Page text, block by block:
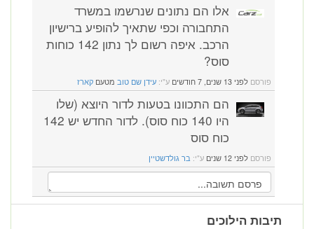
אלו הם נתונים שנרשמו במשרד
התחבורה וכפי שתאיך להופיע ברישיון
הרכב. איפה רשום לך נתון 142 כוחות
סוס?
פורסם לפני 13 שנים, 7 חודשים ע"י: עידן שם טוב מטעם קארז
הם התכוונו בטעות לדור היוצא (שלו
היו 140 כוח סוס). לדור החדש יש 142
כוח סוס
פורסם לפני 12 שנים ע"י: בר גולדשטיין
תיבות הילוכים